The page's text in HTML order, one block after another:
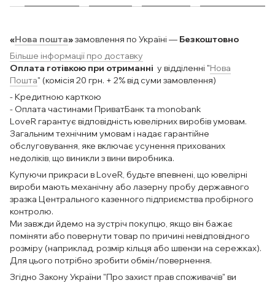
«Нова пошта»замовлення по Україні — Безкоштовно
Більше інформації про доставку
Оплата готівкою при отриманні у відділенні "Нова
Пошта" (комісія 20 грн. + 2% від суми замовлення)
- Кредитною карткою
- Оплата частинами ПриватБанк та monobank
LoveR гарантує відповідність ювелірних виробів умовам.
Загальним технічним умовам і надає гарантійне
обслуговування, яке включає усунення прихованих
недоліків, що виникли з вини виробника.
Купуючи прикраси в LoveR, будьте впевнені, що ювелірні
вироби мають механічну або лазерну пробу державного
зразка Центрального казенного підприємства пробірного
контролю.
Ми завжди йдемо на зустріч покупцю, якщо він бажає
поміняти або повернути товар по причині невідповідного
розміру (наприклад, розмір кільця або швензи на сережках).
Для цього потрібно зробити обмін/повернення.
Згідно Закону України "Про захист прав споживачів" ви